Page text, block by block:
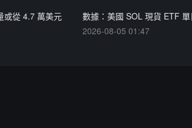
或從 4.7 萬美元
數據：美國 SOL 現貨 ETF
2026-08-05 01:47